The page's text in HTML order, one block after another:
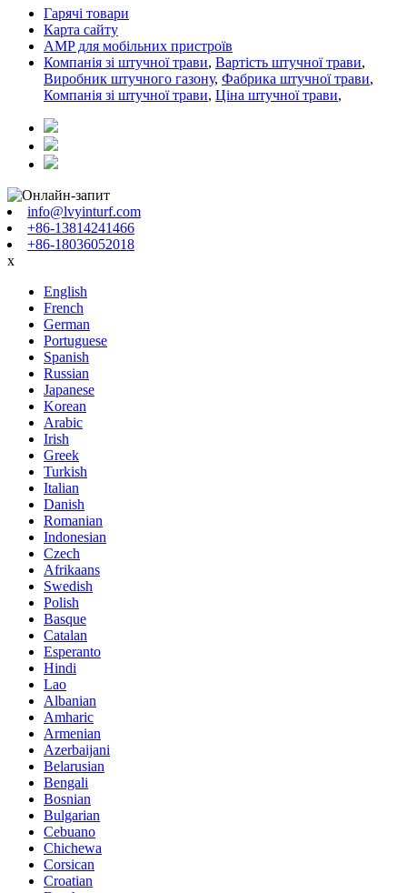
Гарячі товари
Карта сайту
AMP для мобільних пристроїв
Компанія зі штучної трави, Вартість штучної трави,
Виробник штучного газону, Фабрика штучної трави,
Компанія зі штучної трави, Ціна штучної трави,
info@lvyinturf.com
+86-13814241466
+86-18036052018
x
English
French
German
Portuguese
Spanish
Russian
Japanese
Korean
Arabic
Irish
Greek
Turkish
Italian
Danish
Romanian
Indonesian
Czech
Afrikaans
Swedish
Polish
Basque
Catalan
Esperanto
Hindi
Lao
Albanian
Amharic
Armenian
Azerbaijani
Belarusian
Bengali
Bosnian
Bulgarian
Cebuano
Chichewa
Corsican
Croatian